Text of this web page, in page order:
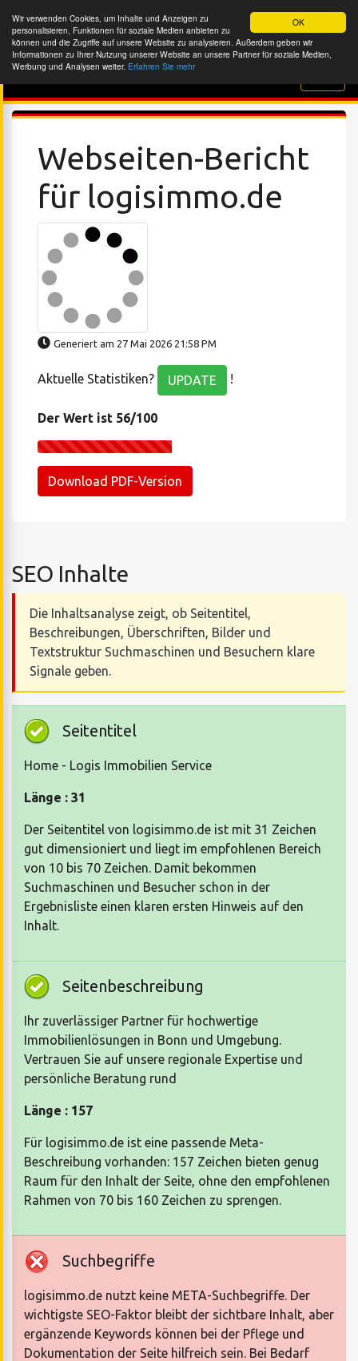
OK
Wir verwenden Cookies, um Inhalte und Anzeigen zu
personalisieren, Funktionen für soziale Medien anbieten zu
können und die Zugriffe auf unsere Website zu analysieren. Außerdem geben wir
Informationen zu Ihrer Nutzung unserer Website an unsere Partner für soziale Medien,
Werbung und Analysen weiter. Erfahren Sie mehr
Website-Überprüfung
Webseiten-Bericht
für logisimmo.de
Generiert am 27 Mai 2026 21:58 PM
Aktuelle Statistiken? UPDATE !
Der Wert ist 56/100
Download PDF-Version
SEO Inhalte
Die Inhaltsanalyse zeigt, ob Seitentitel,
Beschreibungen, Überschriften, Bilder und
Textstruktur Suchmaschinen und Besuchern klare
Signale geben.
Seitentitel
Home - Logis Immobilien Service
Länge : 31
Der Seitentitel von logisimmo.de ist mit 31 Zeichen
gut dimensioniert und liegt im empfohlenen Bereich
von 10 bis 70 Zeichen. Damit bekommen
Suchmaschinen und Besucher schon in der
Ergebnisliste einen klaren ersten Hinweis auf den
Inhalt.
Seitenbeschreibung
Ihr zuverlässiger Partner für hochwertige
Immobilienlösungen in Bonn und Umgebung.
Vertrauen Sie auf unsere regionale Expertise und
persönliche Beratung rund
Länge : 157
Für logisimmo.de ist eine passende Meta-
Beschreibung vorhanden: 157 Zeichen bieten genug
Raum für den Inhalt der Seite, ohne den empfohlenen
Rahmen von 70 bis 160 Zeichen zu sprengen.
Suchbegriffe
logisimmo.de nutzt keine META-Suchbegriffe. Der
wichtigste SEO-Faktor bleibt der sichtbare Inhalt, aber
ergänzende Keywords können bei der Pflege und
Dokumentation der Seite hilfreich sein. Bei Bedarf